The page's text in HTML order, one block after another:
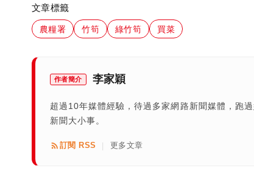
文章標籤
農糧署 竹筍 綠竹筍 買菜
作者簡介 李家穎
超過10年媒體經驗，待過多家網路新聞媒體，跑
新聞大小事。
訂閱 RSS 更多文章